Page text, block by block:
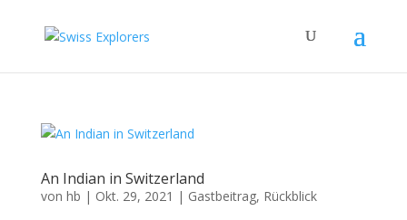
An Indian in Switzerland
von hb | Okt. 29, 2021 | Gastbeitrag, Rückblick